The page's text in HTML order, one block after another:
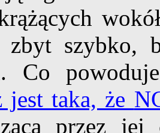
zbyt szybko,
Co
jest taka, że
przez